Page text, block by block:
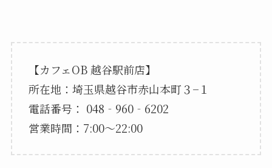
【カフェOB 越谷駅前店】
所在地：埼玉県越谷市赤山本町３−１
電話番号： 048‐960‐6202
営業時間：7:00～22:00